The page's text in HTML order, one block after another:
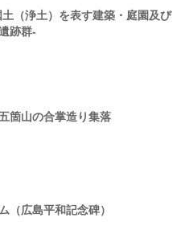
（浄土）を表す建築・庭園及び
跡群-
箇山の合掌造り集落
（広島平和記念碑）